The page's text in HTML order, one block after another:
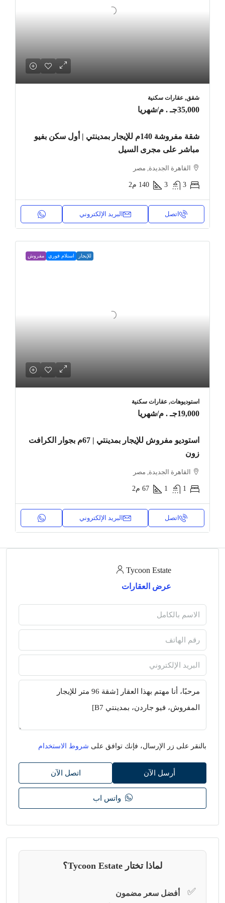
شقق, عقارات سكنية
35,000جـ . م /شهريا
شقة مفروشة 140م للإيجار بمدينتي | أول سكن بفيو
مباشر على مجرى السيل
القاهرة الجديدة, مصر
3
3
140 م2
اتصل البريد الإلكتروني
للإيجار استلام فوري مفروش
استوديوهات, عقارات سكنية
19,000جـ . م /شهريا
استوديو مفروش للإيجار بمدينتي | 67م بجوار الكرافت
زون
القاهرة الجديدة, مصر
1
1
67 م2
اتصل البريد الإلكتروني
Tycoon Estate
عرض العقارات
بالنقر على زر الإرسال، فإنك توافق على شروط الاستخدام
أرسل الآن اتصل الآن
واتس اب
لماذا تختار Tycoon Estate؟
✅ أفضل سعر مضمون